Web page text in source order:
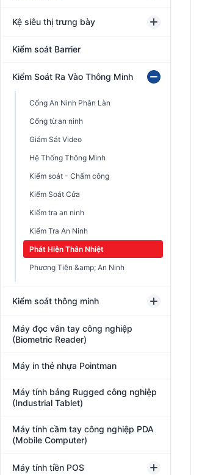
Kệ siêu thị trưng bày
Kiểm soát Barrier
Kiểm Soát Ra Vào Thông Minh
Cổng An Ninh Phân Làn
Cổng từ an ninh
Giám Sát Video
Hệ Thống Thông Minh
Kiểm soát - Chấm công
Kiểm Soát Cửa
Kiểm tra an ninh
Kiểm Tra An Ninh
Phát Hiện Thân Nhiệt
Phương Tiện &amp; An Ninh
Kiểm soát thông minh
Máy đọc vân tay công nghiệp
(Biometric Reader)
Máy in thẻ nhựa Pointman
Máy tính bảng Rugged công nghiệp
(Industrial Tablet)
Máy tính cầm tay công nghiệp PDA
(Mobile Computer)
Máy tính tiền POS